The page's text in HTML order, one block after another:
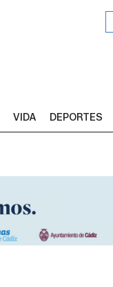
VIDA DEPORTES